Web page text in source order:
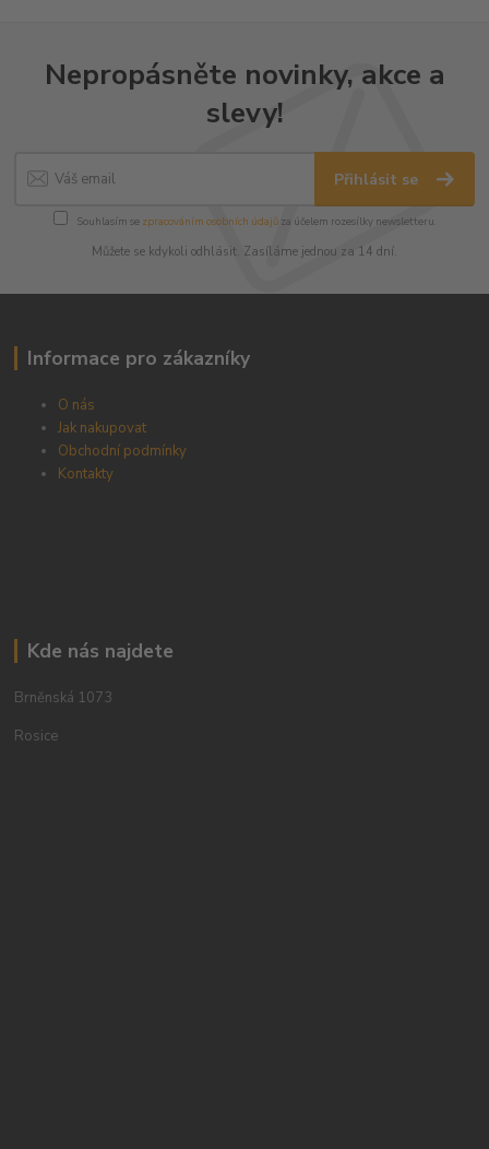
Nepropásněte novinky, akce a
slevy!
Přihlásit se
Souhlasím se zpracováním osobních údajůza účelem rozesílky newsletteru.
Můžete se kdykoli odhlásit. Zasíláme jednou za 14 dní.
Informace pro zákazníky
O nás
Jak nakupovat
Obchodní podmínky
Kontakty
Kde nás najdete
Brněnská 1073
Rosice